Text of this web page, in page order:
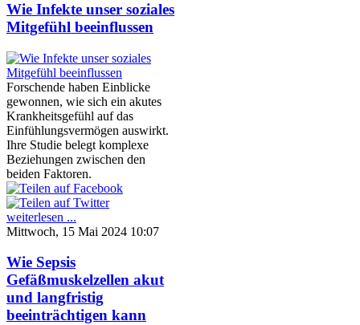
Wie Infekte unser soziales
Mitgefühl beeinflussen
Forschende haben Einblicke
gewonnen, wie sich ein akutes
Krankheitsgefühl auf das
Einfühlungsvermögen auswirkt.
Ihre Studie belegt komplexe
Beziehungen zwischen den
beiden Faktoren.
weiterlesen ...
Mittwoch, 15 Mai 2024 10:07
Wie Sepsis
Gefäßmuskelzellen akut
und langfristig
beeinträchtigen kann